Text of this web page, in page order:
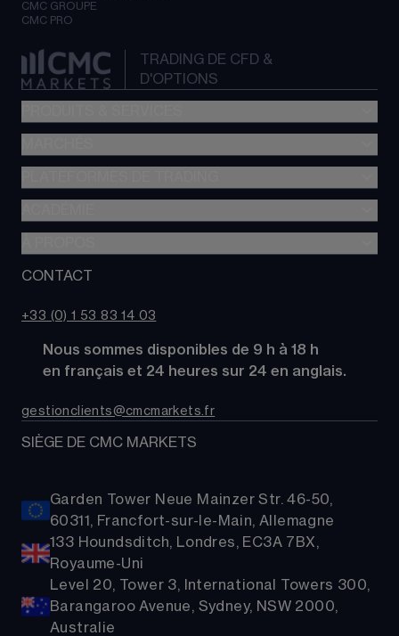
CMC GROUPE
CMC PRO
TRADING DE CFD &
D'OPTIONS
Trading d’options
Comparez des comptes
Coûts
Alpha
Actions
Matières Premières
ETFs
Paniers d'Actions
Glossaire
Nos analystes de marché
À propos de CMC Markets
Support
CONTACT
+33 (0) 1 53 83 14 03
      Nous sommes disponibles de 9 h à 18 h
      en français et 24 heures sur 24 en anglais.
gestionclients@cmcmarkets.fr
SIÈGE DE CMC MARKETS
Garden Tower Neue Mainzer Str. 46-50,
60311, Francfort-sur-le-Main, Allemagne
133 Houndsditch, Londres, EC3A 7BX,
Royaume-Uni
Level 20, Tower 3, International Towers 300,
Barangaroo Avenue, Sydney, NSW 2000,
Australie